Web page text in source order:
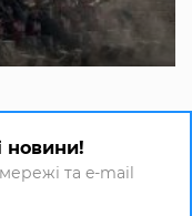
новини!
та e-mail